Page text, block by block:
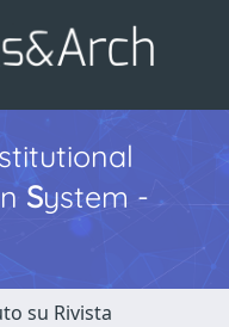
System -
su Rivista